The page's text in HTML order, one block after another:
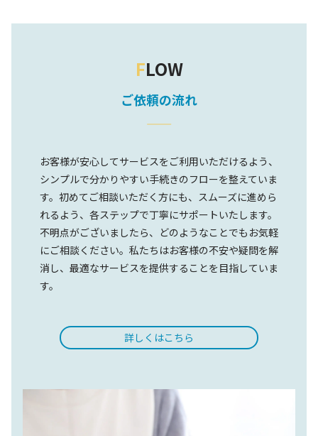
FLOW
ご依頼の流れ
お客様が安心してサービスをご利用いただけるよう、
シンプルで分かりやすい手続きのフローを整えていま
す。初めてご相談いただく方にも、スムーズに進めら
れるよう、各ステップで丁寧にサポートいたします。
不明点がございましたら、どのようなことでもお気軽
にご相談ください。私たちはお客様の不安や疑問を解
消し、最適なサービスを提供することを目指していま
す。
詳しくはこちら